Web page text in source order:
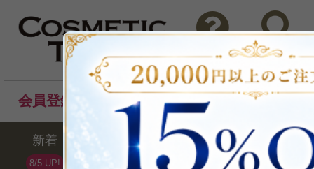
問い合わせ 検索
会員登録後のお買い物でポイントプレゼント！
新着
8/5 UP!
セール ランキング ブ